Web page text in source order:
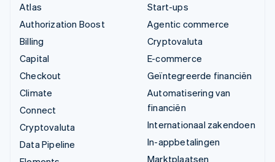
Atlas
Authorization Boost
Billing
Capital
Checkout
Climate
Connect
Cryptovaluta
Data Pipeline
Start-ups
Agentic commerce
Cryptovaluta
E-commerce
Geïntegreerde financiën
Automatisering van
financiën
Internationaal zakendoen
In-appbetalingen
Marktplaatsen